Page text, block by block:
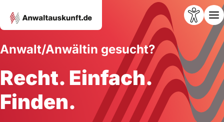
Anwalt/Anwältin gesucht?
Recht. Einfach.
Finden.